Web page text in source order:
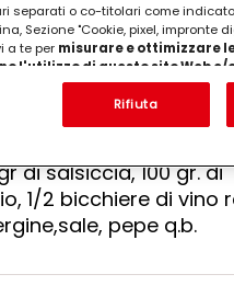
di salsiccia, 100 gr. di
1/2 bicchiere di vino
pepe q.b.
separati o co-titolari come
Sezione "Cookie, pixel, impronte
a te per misurare e ottimizzare
l'utilizzo di questo sito Web e/
e le tue interazioni commerciali
tracciare i tuoi acquisti dei nostri
e creare profili individuali su di te
assegnati a te o alla tua
nella nostra Informativa sulla
sul nostro sito web nella sezione
Rifiuta